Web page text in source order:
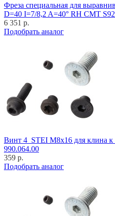
Фреза специальная для
D=40 I=7/8,2 A=40° RH CMT
6 351 р.
Подобрать аналог
Винт 4_STEI M8x16 для клина
990.064.00
359 р.
Подобрать аналог